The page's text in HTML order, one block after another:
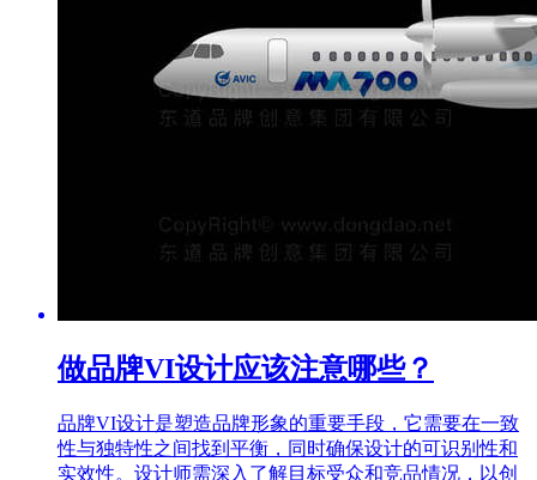
做品牌VI设计应该注意哪些？
品牌VI设计是塑造品牌形象的重要手段，它需要在一致
性与独特性之间找到平衡，同时确保设计的可识别性和
实效性。设计师需深入了解目标受众和竞品情况，以创